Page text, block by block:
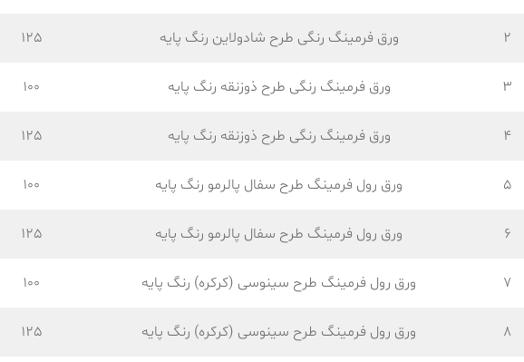
2 ورق فرمینگ رنگی طرح شادولاین رنگ پایه 125
3 ورق فرمینگ رنگی طرح ذوزنقه رنگ پایه 100
4 ورق فرمینگ رنگی طرح ذوزنقه رنگ پایه 125
5 ورق رول فرمینگ طرح سفال پالرمو رنگ پایه 100
6 ورق رول فرمینگ طرح سفال پالرمو رنگ پایه 125
7 ورق رول فرمینگ طرح سینوسی (کرکره) رنگ پایه 100
8 ورق رول فرمینگ طرح سینوسی (کرکره) رنگ پایه 125